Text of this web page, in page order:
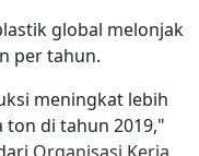
global melonjak
per tahun.
meningkat lebih
ton di tahun 2019,"